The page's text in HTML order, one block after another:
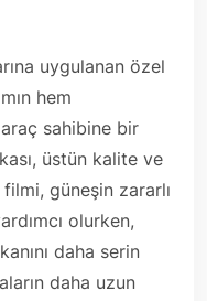
uygulanan özel
hem
sahibine bir
üstün kalite ve
filmi, güneşin zararlı
olurken,
daha serin
daha uzun